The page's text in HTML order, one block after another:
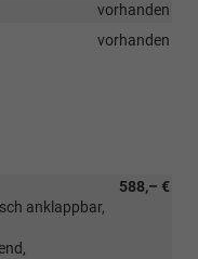
vorhanden
vorhanden
588,– €
anklappbar,